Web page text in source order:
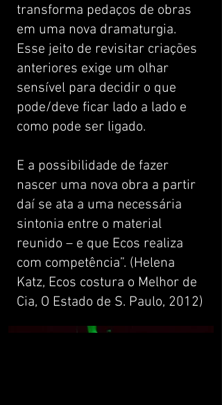
transforma pedaços de obras
em uma nova dramaturgia.
Esse jeito de revisitar criações
anteriores exige um olhar
sensível para decidir o que
pode/deve ficar lado a lado e
como pode ser ligado.
E a possibilidade de fazer
nascer uma nova obra a partir
daí se ata a uma necessária
sintonia entre o material
reunido – e que Ecos realiza
com competência”. (Helena
Katz, Ecos costura o Melhor de
Cia, O Estado de S. Paulo, 2012)